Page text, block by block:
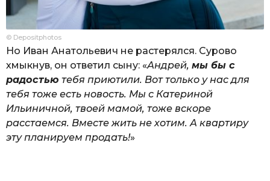
© Depositphotos
Но Иван Анатольевич не растерялся. Сурово
хмыкнув, он ответил сыну: «Андрей, мы бы с
радостью тебя приютили. Вот только у нас для
тебя тоже есть новость. Мы с Катериной
Ильиничной, твоей мамой, тоже вскоре
расстаемся. Вместе жить не хотим. А квартиру
эту планируем продать!»